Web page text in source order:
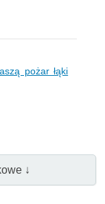
pożar łąki
↓